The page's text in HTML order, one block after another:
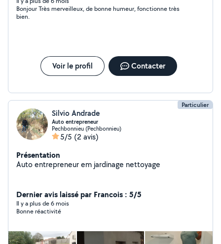
sociale. Soucieuse de bien faire et soignée, je suis sur
de pouvoir de convenir à vos attentes. N'hésitez pas à
Bonjour Très merveilleux, de bonne humeur, fonctionne très
bien.
Voir le profil Contacter
Particulier
Silvio Andrade
Auto entrepreneur
Pechbonnieu (Pechbonnieu)
5/5 (2 avis)
Présentation
Auto entrepreneur em jardinage nettoyage
Dernier avis laissé par Francois : 5/5
Il y a plus de 6 mois
Bonne réactivité